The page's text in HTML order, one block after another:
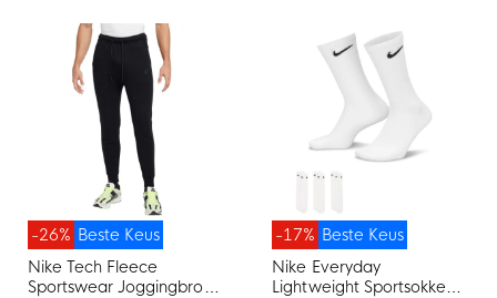
Beste Keus
-26%
Nike Tech Fleece
Sportswear Joggingbroek
Beste Keus
-17%
Nike Everyday
Lightweight Sportsokken